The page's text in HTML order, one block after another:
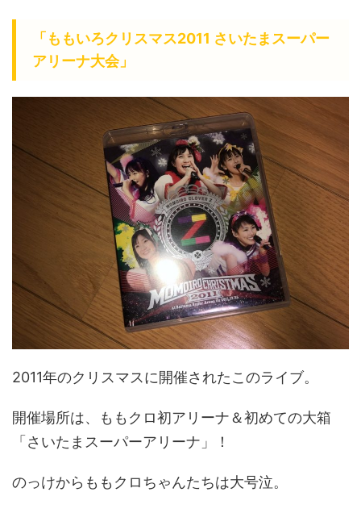
「ももいろクリスマス2011 さいたまスーパー
アリーナ大会」
2011年のクリスマスに開催されたこのライブ。
開催場所は、ももクロ初アリーナ＆初めての大箱
「さいたまスーパーアリーナ」！
のっけからももクロちゃんたちは大号泣。